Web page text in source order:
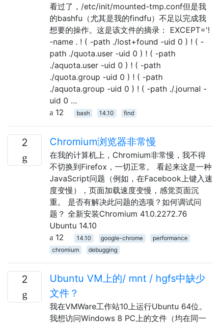
看过了，/etc/init/mounted-tmp.conf但是我
的bashfu（尤其是我的findfu）不足以完成我
想要的操作。这是该文件的摘录： EXCEPT='!
-name . ! ( -path ./lost+found -uid 0 ) ! ( -
path ./quota.user -uid 0 ) ! ( -path
./aquota.user -uid 0 ) ! ( -path
./quota.group -uid 0 ) ! ( -path
./aquota.group -uid 0 ) ! ( -path ./.journal -
uid 0 …
12
bash 14.10 find
2 Chromium浏览器非常慢
在我的计算机上，Chromium非常慢，我不得
不切换到Firefox，一切正常。 看起来这是一种
JavaScript问题（例如，在Facebook上键入速
度变慢），页面加载速度变慢，感觉页面沉
重。 是否有解决此问题的选项？如何调试问
题？ 全新安装Chromium 41.0.2272.76
Ubuntu 14.10
12
14.10 google-chrome
performance
chromium
debugging
2
Ubuntu VM上的/ mnt / hgfs中缺少
文件？
我在VMWare工作站10上运行Ubuntu 64位。
我想访问Windows 8 PC上的文件（均在同一